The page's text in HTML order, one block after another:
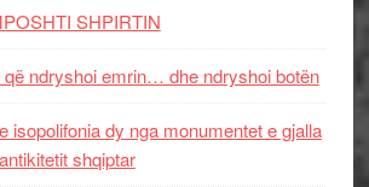
SHPIRTIN
që ndryshoi emrin… dhe ndryshoi botën
isopolifonia dy nga monumentet e gjalla
shqiptar